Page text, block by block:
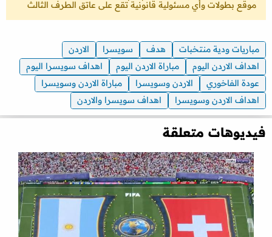
موقع بطولات وأي مسئولية قانونية تقع على عاتق الطرف الثالث
مباريات ودية منتخبات هدف سويسرا
الاردن
اهداف الاردن اليوم
مباراة الاردن اليوم
اهداف سويسرا اليوم
عودة الفاخوري
الاردن وسويسرا
مباراة الاردن وسويسرا
اهداف الاردن وسويسرا
اهداف سويسرا والاردن
فيديوهات متعلقة